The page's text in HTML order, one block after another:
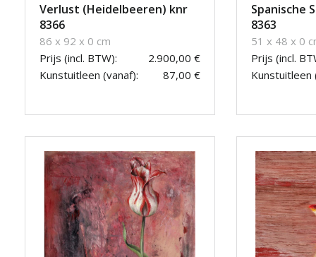
Verlust (Heidelbeeren) knr
8366
86 x 92 x 0 cm
Prijs (incl. BTW):
2.900,00 €
Kunstuitleen (vanaf):
87,00 €
Spanische
8363
51 x 48 x 0
Prijs (incl.
Kunstuitleen